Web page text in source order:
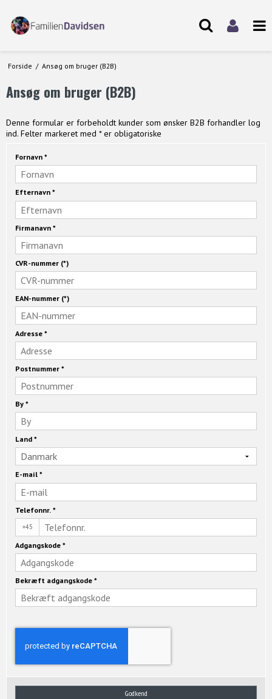
Forside / Ansøg om bruger (B2B)
Ansøg om bruger (B2B)
Denne formular er forbeholdt kunder som ønsker B2B forhandler log
ind. Felter markeret med * er obligatoriske
Fornavn *
Efternavn *
Firmanavn *
CVR-nummer (*)
EAN-nummer (*)
Adresse *
Postnummer *
By *
Land *
E-mail *
Telefonnr. *
+45
Adgangskode *
Bekræft adgangskode *
Godkend